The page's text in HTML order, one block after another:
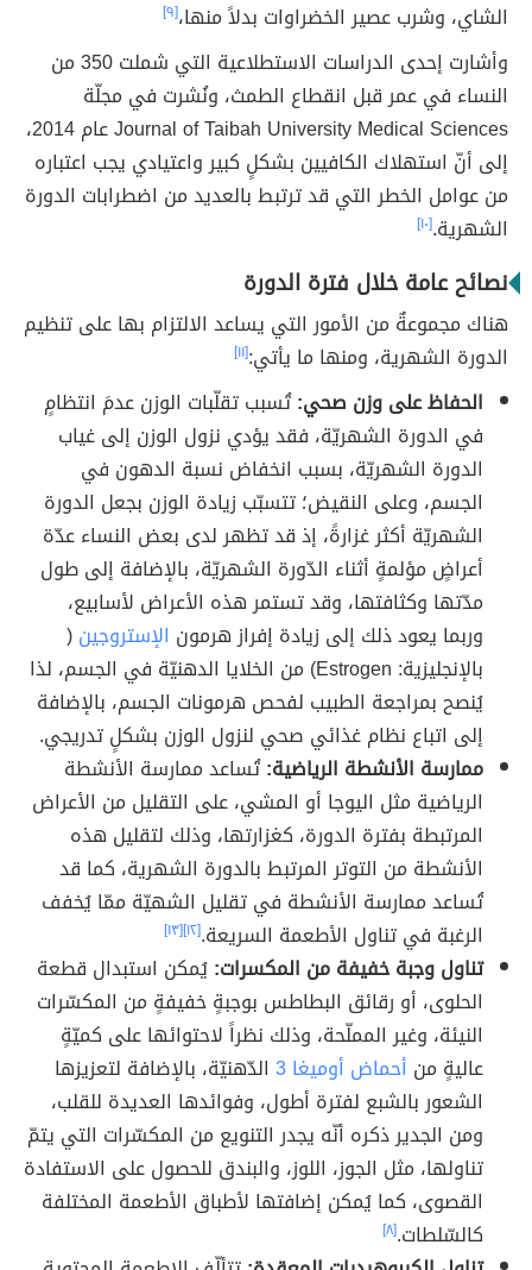
الشاي، وشرب عصير الخضراوات بدلاً منها،[٩]
وأشارت إحدى الدراسات الاستطلاعية التي شملت 350 من
النساء في عمر قبل انقطاع الطمث، ونُشرت في مجلّة
Journal of Taibah University Medical Sciences عام 2014،
إلى أنّ استهلاك الكافيين بشكلٍ كبير واعتيادي يجب اعتباره
من عوامل الخطر التي قد ترتبط بالعديد من اضطرابات الدورة
الشهرية.[١٠]
نصائح عامة خلال فترة الدورة
هناك مجموعةٌ من الأمور التي يساعد الالتزام بها على تنظيم
الدورة الشهرية، ومنها ما يأتي:[١١]
الحفاظ على وزن صحي:تُسبب تقلّبات الوزن عدمَ انتظامٍ
في الدورة الشهريّة، فقد يؤدي نزول الوزن إلى غياب
الدورة الشهريّة، بسبب انخفاض نسبة الدهون في
الجسم، وعلى النقيض؛ تتسبّب زيادة الوزن بجعل الدورة
الشهريّة أكثر غزارةً، إذ قد تظهر لدى بعض النساء عدّة
أعراضٍ مؤلمةٍ أثناء الدّورة الشهريّة، بالإضافة إلى طول
مدّتها وكثافتها، وقد تستمر هذه الأعراض لأسابيع،
وربما يعود ذلك إلى زيادة إفراز هرمون الإستروجين(
بالإنجليزية: Estrogen) من الخلايا الدهنيّة في الجسم، لذا
يُنصح بمراجعة الطبيب لفحص هرمونات الجسم، بالإضافة
إلى اتباع نظام غذائي صحي لنزول الوزن بشكلٍ تدريجي.
ممارسة الأنشطة الرياضية:تُساعد ممارسة الأنشطة
الرياضية مثل اليوجا أو المشي، على التقليل من الأعراض
المرتبطة بفترة الدورة، كغزارتها، وذلك لتقليل هذه
الأنشطة من التوتر المرتبط بالدورة الشهرية، كما قد
تُساعد ممارسة الأنشطة في تقليل الشهيّة ممّا يُخفف
الرغبة في تناول الأطعمة السريعة.[١٢] [١٣]
تناول وجبة خفيفة من المكسرات:يُمكن استبدال قطعة
الحلوى، أو رقائق البطاطس بوجبةٍ خفيفةٍ من المكسّرات
النيئة، وغير المملّحة، وذلك نظراً لاحتوائها على كميّةٍ
عاليةٍ من أحماض أوميغا 3 الدّهنيّة، بالإضافة لتعزيزها
الشعور بالشبع لفترة أطول، وفوائدها العديدة للقلب،
ومن الجدير ذكره أنّه يجدر التنويع من المكسّرات التي يتمّ
تناولها، مثل الجوز، اللوز، والبندق للحصول على الاستفادة
القصوى، كما يُمكن إضافتها لأطباق الأطعمة المختلفة
كالسّلطات.[٨]